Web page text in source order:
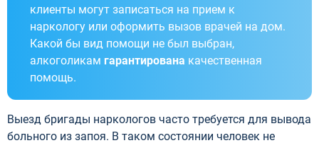
клиенты могут записаться на прием к
наркологу или оформить вызов врачей на дом.
Какой бы вид помощи не был выбран,
алкоголикам гарантирована качественная
помощь.
Выезд бригады наркологов часто требуется для вывода
больного из запоя. В таком состоянии человек не